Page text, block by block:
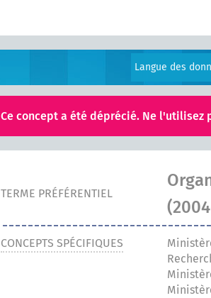
Langue des
Ce concept a été déprécié. Ne l'utilisez
TERME PRÉFÉRENTIEL
CONCEPTS SPÉCIFIQUES